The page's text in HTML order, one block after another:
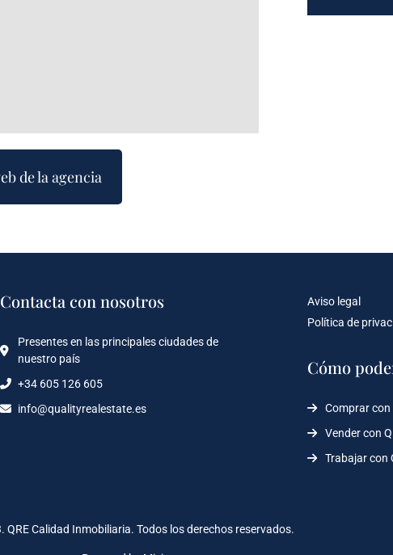
de la agencia
Contacta con nosotros
Presentes en las principales ciudades de
nuestro país
+34 605 126 605
info@qualityrealestate.es
Aviso legal
Política de
Cómo
Comprar con
Vender con
Trabajar con
QRE Calidad Inmobiliaria. Todos los derechos reservados.